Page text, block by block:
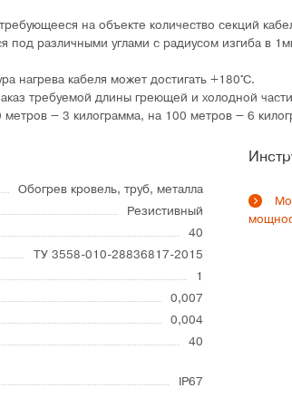
на объекте количество секций
под различными углами с радиусом изгиба в
нагрева кабеля может достигать +180°C.
требуемой длины греющей и холодной
– 3 килограмма, на 100 метров – 6
Обогрев кровель, труб, металла
Резистивный
40
ТУ 3558-010-28836817-2015
1
0,007
0,004
40
IP67